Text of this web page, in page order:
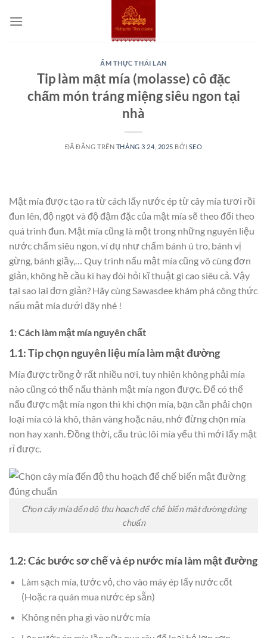
đến
ẨM THỰC THÁI LAN
Tip làm mật mía (molasse) cô đặc
chấm món tráng miệng siêu ngon tại
nhà
ĐÃ ĐĂNG TRÊN THÁNG 3 24, 2025 BỞI SEO
Mật mía được tạo ra từ cách lấy nước ép từ cây mía tươi rồi
đun lên, độ ngọt và độ đậm đặc của mật mía sẽ theo đổi theo
quá trình đun. Mật mía cũng là một trong những nguyên liệu
nước chấm siêu ngon, ví dụ như chấm bánh ú tro, bánh vị
gừng, bánh giầy,… Quy trình nấu mật mía cũng vô cùng đơn
giản, không hề cầu kì hay đòi hỏi kĩ thuật gì cao siêu cả. Vậy
tại sao lại đơn giản? Hãy cùng Sawasdee khám phá công thức
nấu mật mía dưới đây nhé !
1: Cách làm mật mía nguyên chất
1.1: Tip chọn nguyên liệu mía làm mật đường
Mía được trồng ở rất nhiều nơi, tuy nhiên không phải mía
nào cũng có thể nấu thành mật mía ngon được. Để có thể
nấu được mật mía ngon thì khi chọn mía, bạn cần phải chọn
loại mía có lá khô, thân vàng hoặc nâu, nhớ đừng chọn mía
non hay xanh. Đồng thời, cấu trúc lõi mía yếu thì mới lấy mật
rỉ được.
Chọn cây mía đến độ thu hoạch để chế biến mật đường đúng
chuẩn
1.2: Các bước sơ chế và ép nước mía làm mật đường
Làm sạch mía, tước vỏ, cho vào máy ép lấy nước cốt
(Hoặc ra quán mua nước ép sẵn)
Không nên pha gì vào nước mía